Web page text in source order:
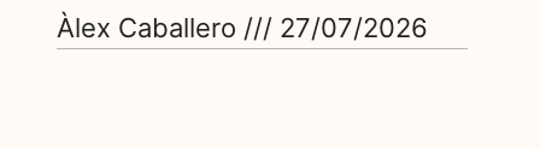
Àlex Caballero 27/07/2026